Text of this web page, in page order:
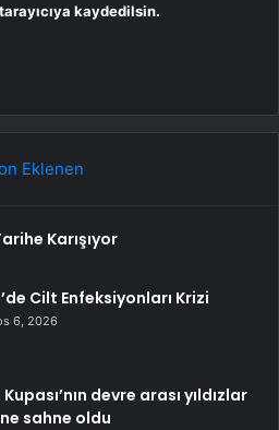
kaydedilsin.
Eklenen
Karışıyor
Cilt Enfeksiyonları Krizi
6, 2026
devre arası yıldızlar
sahne oldu